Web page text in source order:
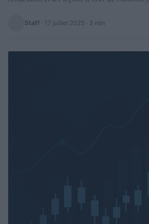
Staff · 17 juillet 2025 · 3 min